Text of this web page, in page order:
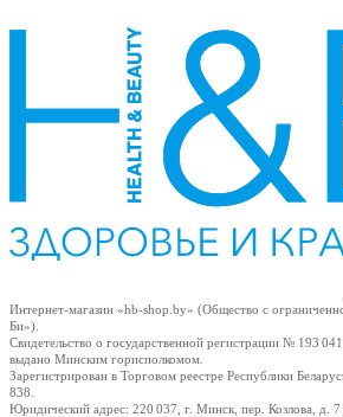
Интернет-магазин «hb-shop.by» (Общество с
Би»).
Свидетельство о государственной регистрации № 193
выдано Минским горисполкомом.
Зарегистрирован в Торговом реестре Республики
838.
Юридический адрес: 220 037, г. Минск, пер. Козлова, д. 7